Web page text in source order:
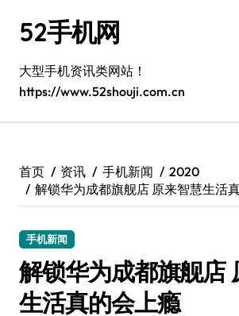
52手机网
大型手机资讯类网站！
https://www.52shouji.com.cn
首页 资讯 手机新闻
2020
解锁华为成都旗舰店 原来智慧生活
手机新闻
解锁华为成都旗舰店
生活真的会上瘾